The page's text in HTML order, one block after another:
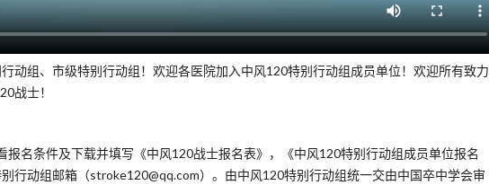
动组、市级特别行动组！欢迎各医院加入中风120特别行动组成员单位！欢迎所有致力
战士！
名条件及下载并填写《中风120战士报名表》，《中风120特别行动组成员单位报名
行动组邮箱（stroke120@qq.com）。由中风120特别行动组统一交由中国卒中学会审